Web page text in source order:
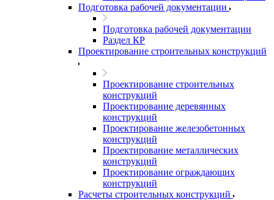
Подготовка рабочей документации
Подготовка рабочей документации
Раздел КР
Проектирование строительных конструкций
Проектирование строительных
конструкций
Проектирование деревянных
конструкций
Проектирование железобетонных
конструкций
Проектирование металлических
конструкций
Проектирование ограждающих
конструкций
Расчеты строительных конструкций